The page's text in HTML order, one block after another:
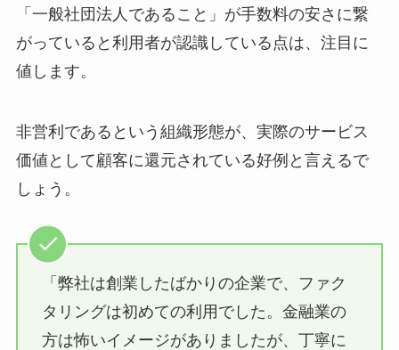
「一般社団法人であること」が手数料の安さに繋
がっていると利用者が認識している点は、注目に
値します。
非営利であるという組織形態が、実際のサービス
価値として顧客に還元されている好例と言えるで
しょう。
「弊社は創業したばかりの企業で、ファク
タリングは初めての利用でした。金融業の
方は怖いイメージがありましたが、丁寧に